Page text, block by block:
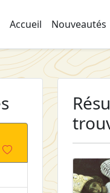
Accueil Nouveautés